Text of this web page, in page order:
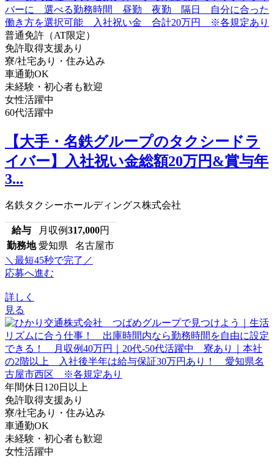
普通免許（AT限定）
免許取得支援あり
寮/社宅あり・住み込み
車通勤OK
未経験・初心者も歓迎
女性活躍中
60代活躍中
【大手・名鉄グループのタクシードラ
イバー】入社祝い金総額20万円&賞与年
3...
名鉄タクシーホールディングス株式会社
給与 月収例317,000円
勤務地 愛知県 名古屋市
＼最短45秒で完了／
応募へ進む
詳しく
見る
年間休日120日以上
免許取得支援あり
寮/社宅あり・住み込み
車通勤OK
未経験・初心者も歓迎
女性活躍中